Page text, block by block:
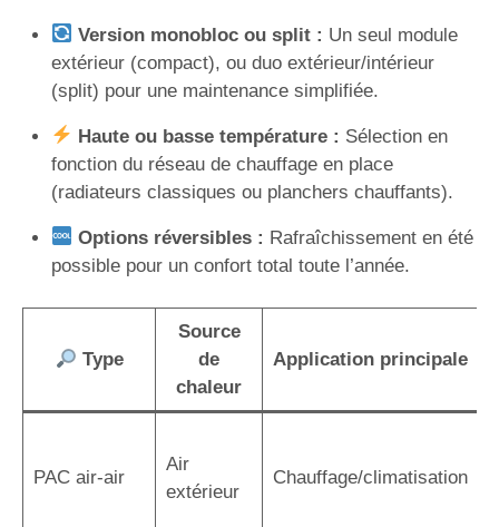
Version monobloc ou split : Un seul module
extérieur (compact), ou duo extérieur/intérieur
(split) pour une maintenance simplifiée.
Haute ou basse température : Sélection en
fonction du réseau de chauffage en place
(radiateurs classiques ou planchers chauffants).
Options réversibles : Rafraîchissement en été
possible pour un confort total toute l’année.
Type
Source
de
chaleur
Application principale
PAC air-air
Air
extérieur
Chauffage/climatisation